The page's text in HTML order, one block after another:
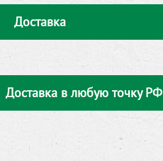
Доставка
Доставка в любую точку РФ